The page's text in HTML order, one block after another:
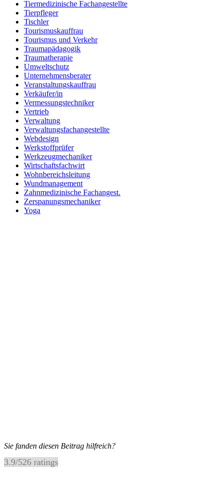
Tiermedizinische Fachangestellte
Tierpfleger
Tischler
Tourismuskauffrau
Tourismus und Verkehr
Traumapädagogik
Traumatherapie
Umweltschutz
Unternehmensberater
Veranstaltungskauffrau
Verkäufer/in
Vermessungstechniker
Vertrieb
Verwaltung
Verwaltungsfachangestellte
Webdesign
Werkstoffprüfer
Werkzeugmechaniker
Wirtschaftsfachwirt
Wohnbereichsleitung
Wundmanagement
Zahnmedizinische Fachangest.
Zerspanungsmechaniker
Yoga
Sie fanden diesen Beitrag hilfreich?
3.9/526 ratings